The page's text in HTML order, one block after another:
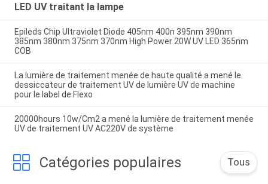
LED UV traitant la lampe
Epileds Chip Ultraviolet Diode 405nm 400n 395nm 390nm
385nm 380nm 375nm 370nm High Power 20W UV LED 365nm
COB
La lumière de traitement menée de haute qualité a mené le
dessiccateur de traitement UV de lumière UV de machine
pour le label de Flexo
20000hours 10w/Cm2 a mené la lumière de traitement menée
UV de traitement UV AC220V de système
Catégories populaires Tous